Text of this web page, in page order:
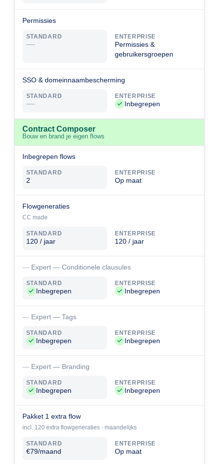
Permissies
STANDARD
—
ENTERPRISE
Permissies &
gebruikersgroepen
SSO & domeinnaambescherming
STANDARD
—
ENTERPRISE
Inbegrepen
Contract Composer
Bouw en brand je eigen flows
Inbegrepen flows
STANDARD
2
ENTERPRISE
Op maat
Flowgeneraties
CC made
STANDARD
120 / jaar
ENTERPRISE
120 / jaar
Expert — Conditionele clausules
STANDARD
Inbegrepen
ENTERPRISE
Inbegrepen
Expert — Tags
STANDARD
Inbegrepen
ENTERPRISE
Inbegrepen
Expert — Branding
STANDARD
Inbegrepen
ENTERPRISE
Inbegrepen
Pakket 1 extra flow
incl. 120 extra flowgeneraties · maandelijks
STANDARD
€79/maand
ENTERPRISE
Op maat